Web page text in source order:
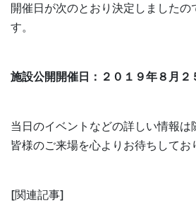
開催日が次のとおり決定しましたの
す。
施設公開開催日：２０１９年８月２
当日のイベントなどの詳しい情報は
皆様のご来場を心よりお待ちしてお
[関連記事]